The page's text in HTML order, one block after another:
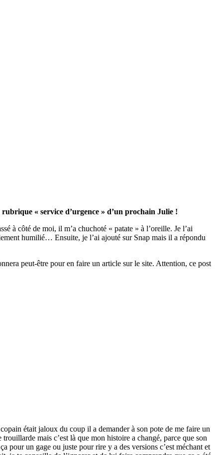
« service d’urgence » d’un prochain Julie !
à côté de moi, il m’a chuchoté « patate » à l’oreille. Je l’ai
humilié… Ensuite, je l’ai ajouté sur Snap mais il a répondu
peut-être pour en faire un article sur le site. Attention, ce post
était jaloux du coup il a demander à son pote de me faire un
mais c’est là que mon histoire a changé, parce que son
pour un gage ou juste pour rire y a des versions c’est méchant et